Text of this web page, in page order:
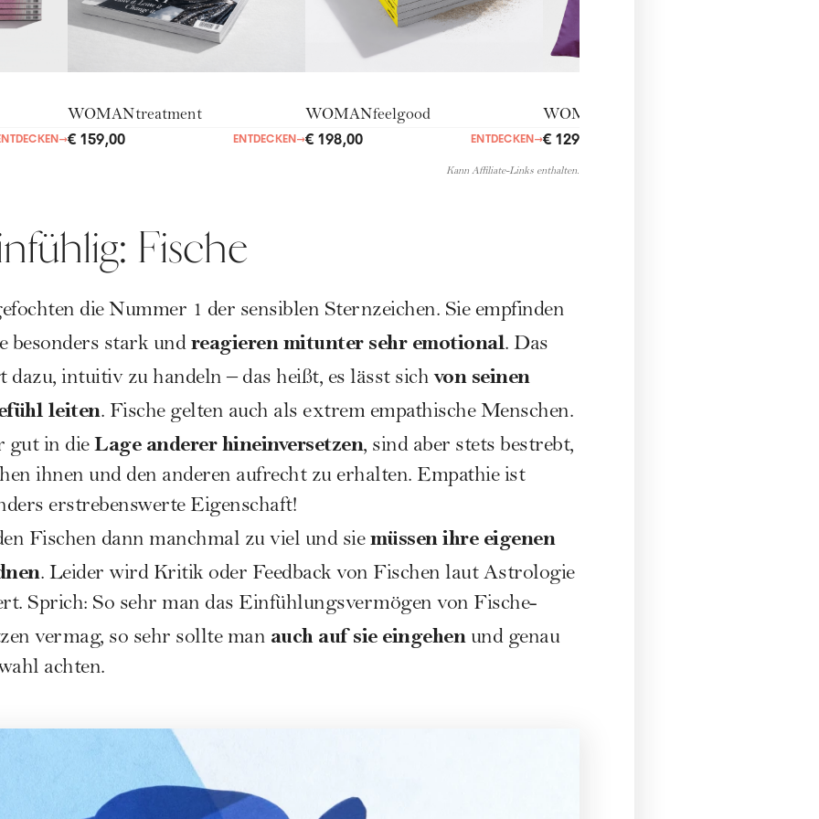
→
WOMANtreatment
€ 159,00 ENTDECKEN→
WOMANfeelgood
€ 198,00 ENTDECKEN→
WOMANtrendbag
€ 129,00
Kann Affiliate-Links enthalten.
Fische
die Nummer 1 der sensiblen Sternzeichen. Sie empfinden
besonders stark und reagieren mitunter sehr emotional. Das
dazu, intuitiv zu handeln – das heißt, es lässt sichvon seinen
leiten. Fische gelten auch als extrem empathische Menschen.
gut in die Lage anderer hineinversetzen, sind aber stets bestrebt,
ihnen und den anderen aufrecht zu erhalten. Empathie ist
erstrebenswerte Eigenschaft!
Fischen dann manchmal zu viel und sie müssen ihre eigenen
. Leider wird Kritik oder Feedback von Fischen laut Astrologie
Sprich: So sehr man das Einfühlungsvermögen von Fische-
vermag, so sehr sollte man auch auf sie eingehenund genau
achten.